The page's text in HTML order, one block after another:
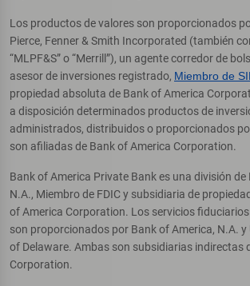
Los productos de valores son proporcionados
Pierce, Fenner & Smith Incorporated (también
“MLPF&S” o “Merrill”), un agente corredor de
asesor de inversiones registrado, Miembro de
propiedad absoluta de Bank of America
a disposición determinados productos de
administrados, distribuidos o proporcionados
son afiliadas de Bank of America Corporation.
Bank of America Private Bank es una división de
N.A., Miembro de FDIC y subsidiaria de
of America Corporation. Los servicios
son proporcionados por Bank of America, N.A. y
of Delaware. Ambas son subsidiarias indirectas
Corporation.